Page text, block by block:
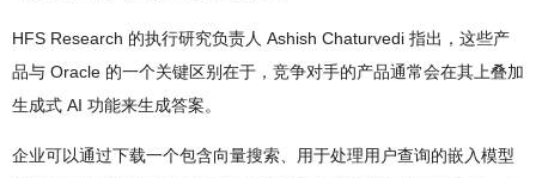
HFS Research 的执行研究负责人 Ashish Chaturvedi 指出，这些产
品与 Oracle 的一个关键区别在于，竞争对手的产品通常会在其上叠加
生成式 AI 功能来生成答案。
企业可以通过下载一个包含向量搜索、用于处理用户查询的嵌入模型